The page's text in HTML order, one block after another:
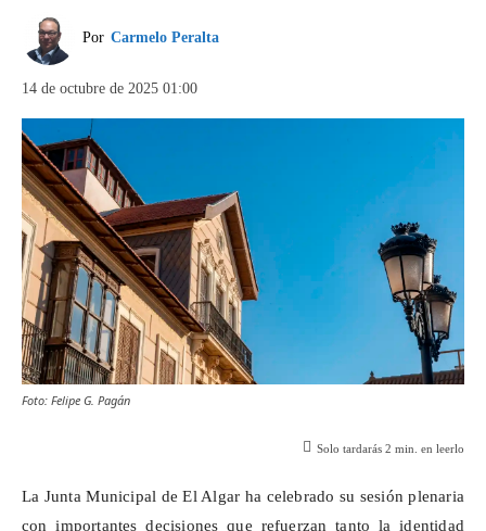
Por Carmelo Peralta
14 de octubre de 2025 01:00
Foto: Felipe G. Pagán
Solo tardarás 2 min. en leerlo
La Junta Municipal de El Algar ha celebrado su sesión plenaria
con importantes decisiones que refuerzan tanto la identidad